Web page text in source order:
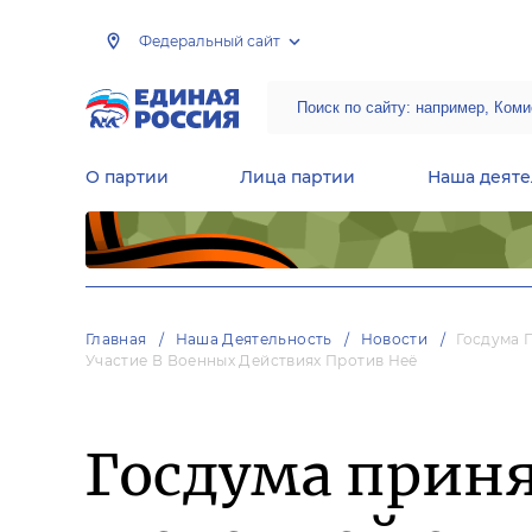
Федеральный сайт
О партии Лица партии Наша
Главная Наша Деятельность Новости
Госдума
Участие В Военных Действиях Против Неё
Госдума